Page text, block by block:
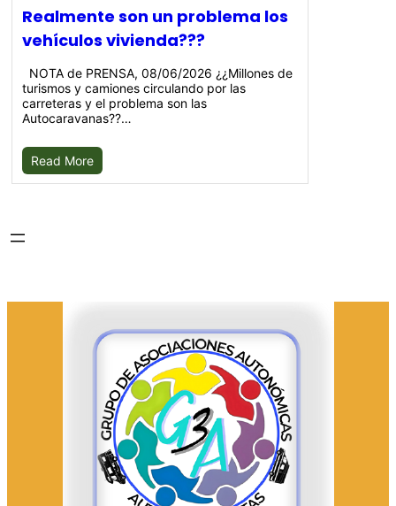
Realmente son un problema los
vehículos vivienda???
NOTA de PRENSA, 08/06/2026 ¿¿Millones de
turismos y camiones circulando por las
carreteras y el problema son las
Autocaravanas??…
Read More